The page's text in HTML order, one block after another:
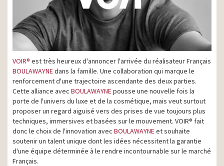
VOIR® est très heureux d'annoncer l'arrivée du réalisateur Français
BOULAWAYNEdans la famille. Une collaboration qui marque le
renforcement d'une trajectoire ascendante des deux parties.
Cette alliance avec BOULAWAYNEpousse une nouvelle fois la
porte de l'univers du luxe et de la cosmétique, mais veut surtout
proposer un regard aiguisé vers des prises de vue toujours plus
techniques, immersives et basées sur le mouvement. VOIR® fait
donc le choix de l'innovation avec BOULAWAYNEet souhaite
soutenir un talent unique dont les idées nécessitent la garantie
d'une équipe déterminée à le rendre incontournable sur le marché
Français.